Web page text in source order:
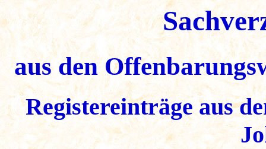
aus den
Registereinträge aus